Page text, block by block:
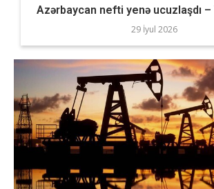
Azərbaycan nefti yenə ucuzlaşdı
29 İyul 2026